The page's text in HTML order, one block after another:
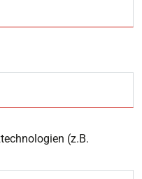
(z.B.